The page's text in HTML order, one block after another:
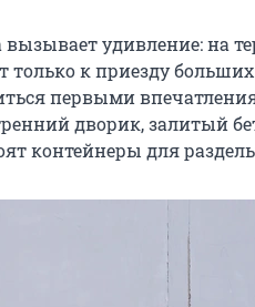
удивление: на
только к приезду
первыми
дворик, залитый
контейнеры для